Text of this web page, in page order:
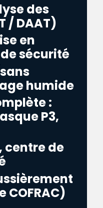
des
/ DAAT)
en
sécurité
humide
:
P3,
centre de